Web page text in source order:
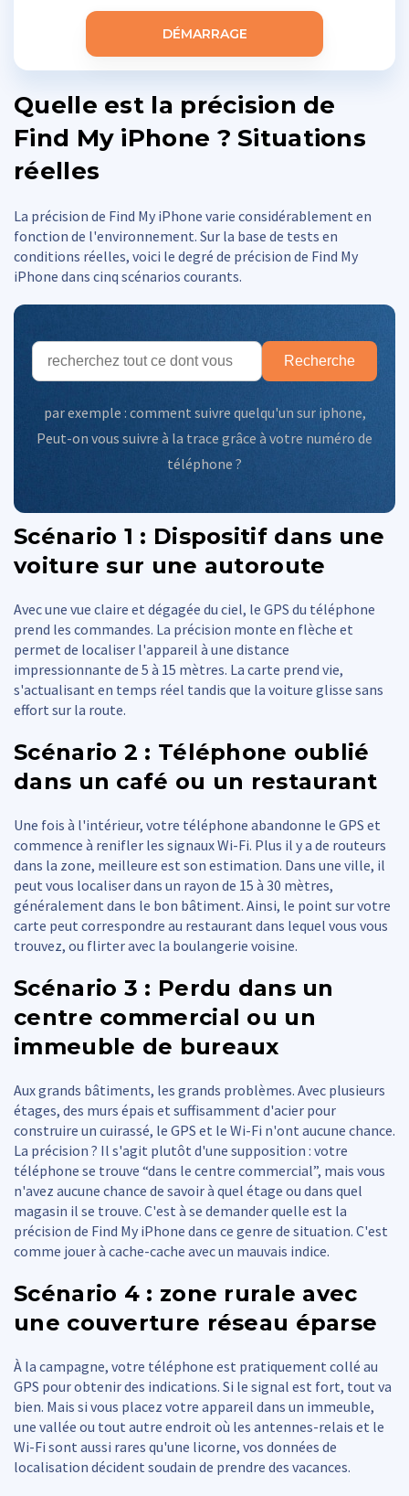
DÉMARRAGE
Quelle est la précision de
Find My iPhone ? Situations
réelles
La précision de Find My iPhone varie considérablement en
fonction de l'environnement. Sur la base de tests en
conditions réelles, voici le degré de précision de Find My
iPhone dans cinq scénarios courants.
Recherche
par exemple : comment suivre quelqu'un sur iphone,
Peut-on vous suivre à la trace grâce à votre numéro de
téléphone ?
Scénario 1 : Dispositif dans une
voiture sur une autoroute
Avec une vue claire et dégagée du ciel, le GPS du téléphone
prend les commandes. La précision monte en flèche et
permet de localiser l'appareil à une distance
impressionnante de 5 à 15 mètres. La carte prend vie,
s'actualisant en temps réel tandis que la voiture glisse sans
effort sur la route.
Scénario 2 : Téléphone oublié
dans un café ou un restaurant
Une fois à l'intérieur, votre téléphone abandonne le GPS et
commence à renifler les signaux Wi-Fi. Plus il y a de routeurs
dans la zone, meilleure est son estimation. Dans une ville, il
peut vous localiser dans un rayon de 15 à 30 mètres,
généralement dans le bon bâtiment. Ainsi, le point sur votre
carte peut correspondre au restaurant dans lequel vous vous
trouvez, ou flirter avec la boulangerie voisine.
Scénario 3 : Perdu dans un
centre commercial ou un
immeuble de bureaux
Aux grands bâtiments, les grands problèmes. Avec plusieurs
étages, des murs épais et suffisamment d'acier pour
construire un cuirassé, le GPS et le Wi-Fi n'ont aucune chance.
La précision ? Il s'agit plutôt d'une supposition : votre
téléphone se trouve “dans le centre commercial”, mais vous
n'avez aucune chance de savoir à quel étage ou dans quel
magasin il se trouve. C'est à se demander quelle est la
précision de Find My iPhone dans ce genre de situation. C'est
comme jouer à cache-cache avec un mauvais indice.
Scénario 4 : zone rurale avec
une couverture réseau éparse
À la campagne, votre téléphone est pratiquement collé au
GPS pour obtenir des indications. Si le signal est fort, tout va
bien. Mais si vous placez votre appareil dans un immeuble,
une vallée ou tout autre endroit où les antennes-relais et le
Wi-Fi sont aussi rares qu'une licorne, vos données de
localisation décident soudain de prendre des vacances.